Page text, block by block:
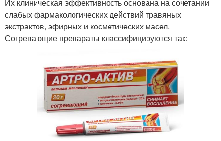
Их клиническая эффективность основана на сочетании
слабых фармакологических действий травяных
экстрактов, эфирных и косметических масел.
Согревающие препараты классифицируются так: